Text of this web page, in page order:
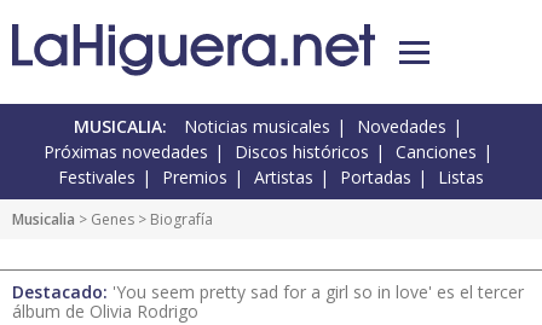
MUSICALIA: Noticias musicales
Novedades
Próximas novedades
Discos históricos
Canciones
Festivales
Premios Artistas Portadas Listas
Musicalia > Genes > Biografía
Destacado: 'You seem pretty sad for a girl so in love' es el tercer
álbum de Olivia Rodrigo